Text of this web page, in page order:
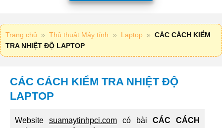
Trang chủ » Thủ thuật Máy tính » Laptop » CÁC CÁCH KIỂM
TRA NHIỆT ĐỘ LAPTOP
CÁC CÁCH KIỂM TRA NHIỆT ĐỘ
LAPTOP
Website suamaytinhpci.com có bài CÁC CÁCH